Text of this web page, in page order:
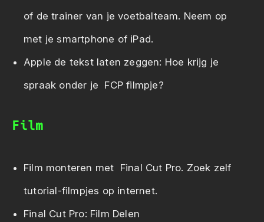
of de trainer van je voetbalteam. Neem op
met je smartphone of iPad.
Apple de tekst laten zeggen: Hoe krijg je
spraak onder je FCP filmpje?
Film
Film monteren met Final Cut Pro. Zoek zelf
tutorial-filmpjes op internet.
Final Cut Pro: Film Delen